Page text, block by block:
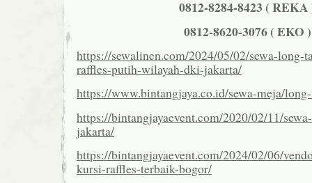
0812-8284-8423 ( REKA
0812-8620-3076 ( EKO )
https://sewalinen.com/2024/05/02/sewa-long-
raffles-putih-wilayah-dki-jakarta/
https://www.bintangjaya.co.id/sewa-meja/
https://bintangjayaevent.com/2020/02/11/
jakarta/
https://bintangjayaevent.com/2024/02/06/
kursi-raffles-terbaik-bogor/